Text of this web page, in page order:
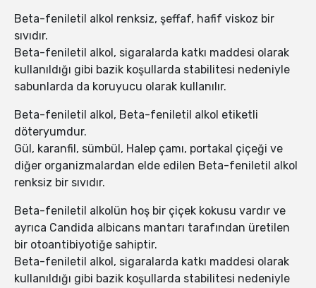
Beta-feniletil alkol renksiz, şeffaf, hafif viskoz bir
sıvıdır.
Beta-feniletil alkol, sigaralarda katkı maddesi olarak
kullanıldığı gibi bazik koşullarda stabilitesi nedeniyle
sabunlarda da koruyucu olarak kullanılır.
Beta-feniletil alkol, Beta-feniletil alkol etiketli
döteryumdur.
Gül, karanfil, sümbül, Halep çamı, portakal çiçeği ve
diğer organizmalardan elde edilen Beta-feniletil alkol
renksiz bir sıvıdır.
Beta-feniletil alkolün hoş bir çiçek kokusu vardır ve
ayrıca Candida albicans mantarı tarafından üretilen
bir otoantibiyotiğe sahiptir.
Beta-feniletil alkol, sigaralarda katkı maddesi olarak
kullanıldığı gibi bazik koşullarda stabilitesi nedeniyle